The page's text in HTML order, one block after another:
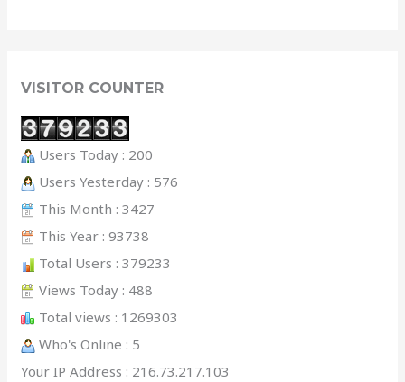
VISITOR COUNTER
Users Today : 200
Users Yesterday : 576
This Month : 3427
This Year : 93738
Total Users : 379233
Views Today : 488
Total views : 1269303
Who's Online : 5
Your IP Address : 216.73.217.103